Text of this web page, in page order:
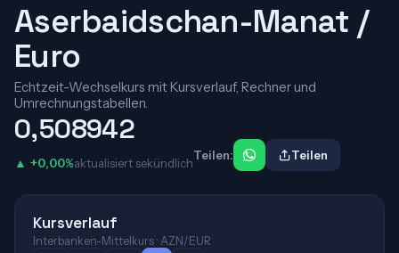
Aserbaidschan-Manat /
Euro
Echtzeit-Wechselkurs mit Kursverlauf, Rechner und
Umrechnungstabellen.
0,508942
▲ +0,00%aktualisiert sekündlich
Teilen: Teilen
Kursverlauf
Interbanken-Mittelkurs · AZN/EUR